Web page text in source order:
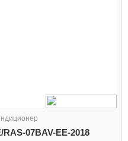
07BAV-EE-2018